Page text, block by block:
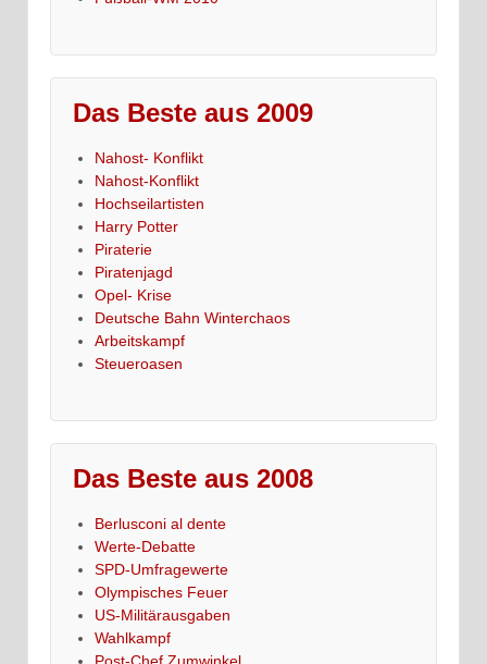
Das Beste aus 2009
Nahost- Konflikt
Nahost-Konflikt
Hochseilartisten
Harry Potter
Piraterie
Piratenjagd
Opel- Krise
Deutsche Bahn Winterchaos
Arbeitskampf
Steueroasen
Das Beste aus 2008
Berlusconi al dente
Werte-Debatte
SPD-Umfragewerte
Olympisches Feuer
US-Militärausgaben
Wahlkampf